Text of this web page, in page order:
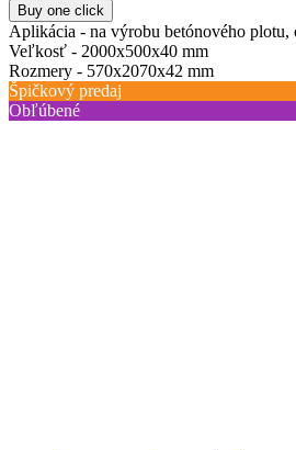
Buy one click
Aplikácia - na výrobu betónového plotu,
Veľkosť - 2000х500х40 mm
Rozmery - 570х2070х42 mm
Špičkový predaj
Obľúbené